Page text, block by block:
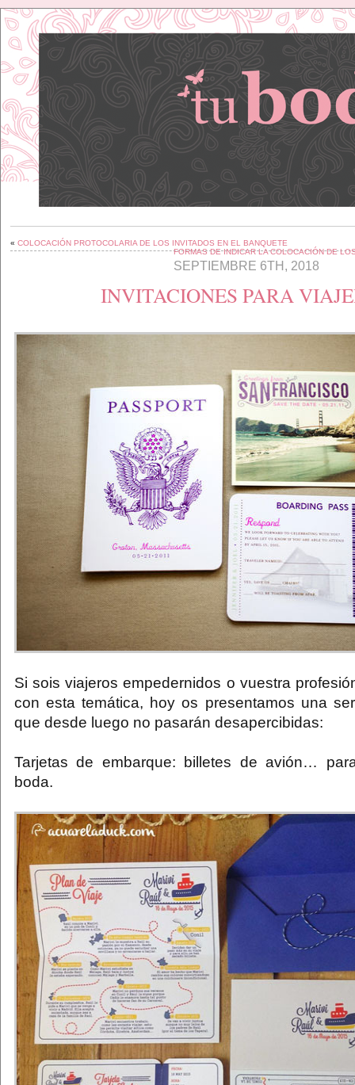
« COLOCACIÓN PROTOCOLARIA DE LOS INVITADOS EN EL BANQUETE
FORMAS DE INDICAR LA COLOCACIÓN DE
SEPTIEMBRE 6TH, 2018
INVITACIONES PARA
Si sois viajeros empedernidos o vuestra
con esta temática, hoy os presentamos una
que desde luego no pasarán desapercibidas:
Tarjetas de embarque: billetes de avión…
boda.